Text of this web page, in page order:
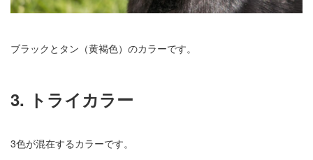
ブラックとタン（黄褐色）のカラーです。
3. トライカラー
3色が混在するカラーです。